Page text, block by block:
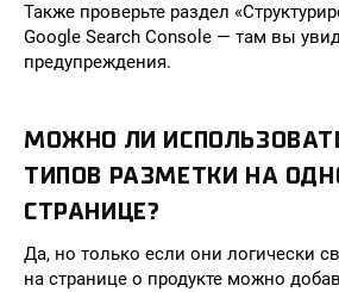
Также проверьте раздел
Google Search Console — там вы
предупреждения.
МОЖНО ЛИ
ТИПОВ РАЗМЕТКИ НА
СТРАНИЦЕ?
Да, но только если они логически
на странице о продукте можно